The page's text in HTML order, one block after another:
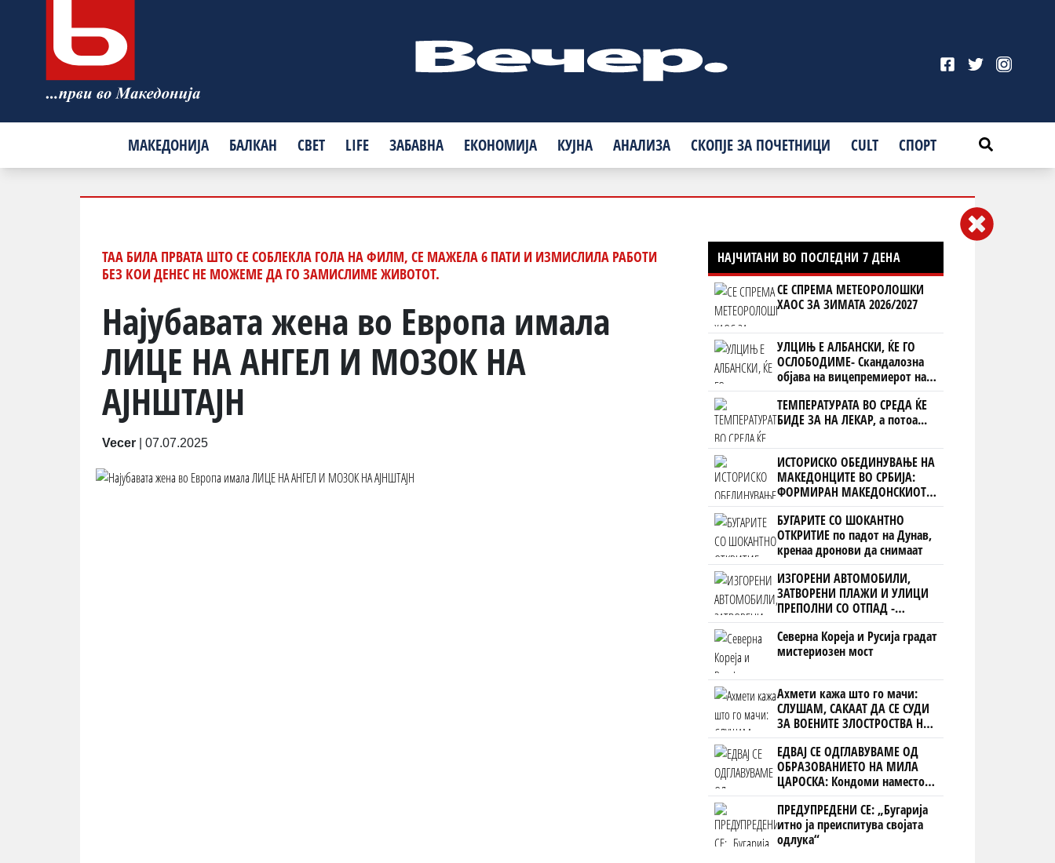
МАКЕДОНИЈА БАЛКАН СВЕТ LIFE ЗАБАВНА ЕКОНОМИЈА КУЈНА АНАЛИЗА СКОПЈЕ ЗА ПОЧЕТНИЦИ CULT СПОРТ
ТАА БИЛА ПРВАТА ШТО СЕ СОБЛЕКЛА ГОЛА НА ФИЛМ, СЕ МАЖЕЛА 6 ПАТИ И ИЗМИСЛИЛА РАБОТИ
БЕЗ КОИ ДЕНЕС НЕ МОЖЕМЕ ДА ГО ЗАМИСЛИМЕ ЖИВОТОТ.
Најубавата жена во Европа имала
ЛИЦЕ НА АНГЕЛ И МОЗОК НА
АЈНШТАЈН
Vecer 07.07.2025
НАЈЧИТАНИ ВО ПОСЛЕДНИ 7 ДЕНА
СЕ СПРЕМА МЕТЕОРОЛОШКИ
ХАОС ЗА ЗИМАТА 2026/2027
УЛЦИЊ Е АЛБАНСКИ, ЌЕ ГО
ОСЛОБОДИМЕ- Скандалозна
објава на вицепремиерот на
Црна Гора
ТЕМПЕРАТУРАТА ВО СРЕДА ЌЕ
БИДЕ ЗА НА ЛЕКАР, а потоа...
ИСТОРИСКО ОБЕДИНУВАЊЕ НА
МАКЕДОНЦИТЕ ВО СРБИЈА:
ФОРМИРАН МАКЕДОНСКИОТ
НАЦИОНАЛЕН СОЈУЗ
БУГАРИТЕ СО ШОКАНТНО
ОТКРИТИЕ по падот на Дунав,
кренаа дронови да снимаат
ИЗГОРЕНИ АВТОМОБИЛИ,
ЗАТВОРЕНИ ПЛАЖИ И УЛИЦИ
ПРЕПОЛНИ СО ОТПАД -
Фнидек во хаос по
мигрантскиот бран кон Сеута
Северна Кореја и Русија градат
мистериозен мост
Ахмети кажа што го мачи:
СЛУШАМ, САКААТ ДА СЕ СУДИ
ЗА ВОЕНИТЕ ЗЛОСТРОСТВА НА
УЧК...
ЕДВАЈ СЕ ОДГЛАВУВАМЕ ОД
ОБРАЗОВАНИЕТО НА МИЛА
ЦАРОСКА: Кондоми наместо
книги
ПРЕДУПРЕДЕНИ СЕ: „Бугарија
итно ја преиспитува својата
одлука“